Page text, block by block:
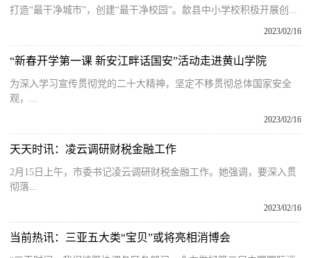
打造“最干净城市”，创建“最干净校园”。歙县中小学校积极开展创...
2023/02/16
“新春开学第一课 新安江畔话国安”活动走进黄山学院
为深入学习宣传贯彻党的二十大精神，坚定不移贯彻总体国家安全
观，...
2023/02/16
天天时讯：凌云调研财税金融工作
2月15日上午，市委书记凌云调研财税金融工作。她强调，要深入贯
彻落...
2023/02/16
当前热讯：三亚五大类“宝贝”或将亮相消博会